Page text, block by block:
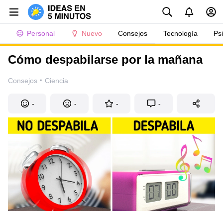
Personal Nuevo Consejos Tecnología
Cómo despabilarse por la mañana
Consejos · Ciencia
- - - -